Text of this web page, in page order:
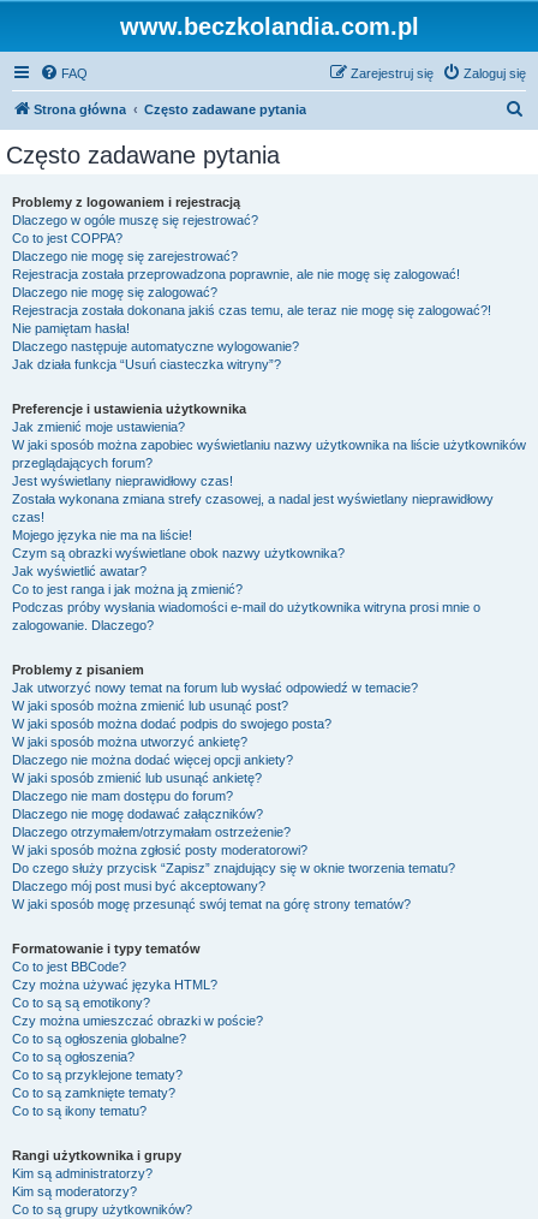
www.beczkolandia.com.pl
FAQ Zaloguj się
Zarejestruj się
Strona główna Często zadawane pytania
Często zadawane pytania
Problemy z logowaniem i rejestracją
Dlaczego w ogóle muszę się rejestrować?
Co to jest COPPA?
Dlaczego nie mogę się zarejestrować?
Rejestracja została przeprowadzona poprawnie, ale nie mogę się zalogować!
Dlaczego nie mogę się zalogować?
Rejestracja została dokonana jakiś czas temu, ale teraz nie mogę się zalogować?!
Nie pamiętam hasła!
Dlaczego następuje automatyczne wylogowanie?
Jak działa funkcja “Usuń ciasteczka witryny”?
Preferencje i ustawienia użytkownika
Jak zmienić moje ustawienia?
W jaki sposób można zapobiec wyświetlaniu nazwy użytkownika na liście użytkowników
przeglądających forum?
Jest wyświetlany nieprawidłowy czas!
Została wykonana zmiana strefy czasowej, a nadal jest wyświetlany nieprawidłowy
czas!
Mojego języka nie ma na liście!
Czym są obrazki wyświetlane obok nazwy użytkownika?
Jak wyświetlić awatar?
Co to jest ranga i jak można ją zmienić?
Podczas próby wysłania wiadomości e-mail do użytkownika witryna prosi mnie o
zalogowanie. Dlaczego?
Problemy z pisaniem
Jak utworzyć nowy temat na forum lub wysłać odpowiedź w temacie?
W jaki sposób można zmienić lub usunąć post?
W jaki sposób można dodać podpis do swojego posta?
W jaki sposób można utworzyć ankietę?
Dlaczego nie można dodać więcej opcji ankiety?
W jaki sposób zmienić lub usunąć ankietę?
Dlaczego nie mam dostępu do forum?
Dlaczego nie mogę dodawać załączników?
Dlaczego otrzymałem/otrzymałam ostrzeżenie?
W jaki sposób można zgłosić posty moderatorowi?
Do czego służy przycisk “Zapisz” znajdujący się w oknie tworzenia tematu?
Dlaczego mój post musi być akceptowany?
W jaki sposób mogę przesunąć swój temat na górę strony tematów?
Formatowanie i typy tematów
Co to jest BBCode?
Czy można używać języka HTML?
Co to są są emotikony?
Czy można umieszczać obrazki w poście?
Co to są ogłoszenia globalne?
Co to są ogłoszenia?
Co to są przyklejone tematy?
Co to są zamknięte tematy?
Co to są ikony tematu?
Rangi użytkownika i grupy
Kim są administratorzy?
Kim są moderatorzy?
Co to są grupy użytkowników?